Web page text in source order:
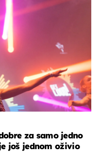
za samo jedno
još jednom oživio